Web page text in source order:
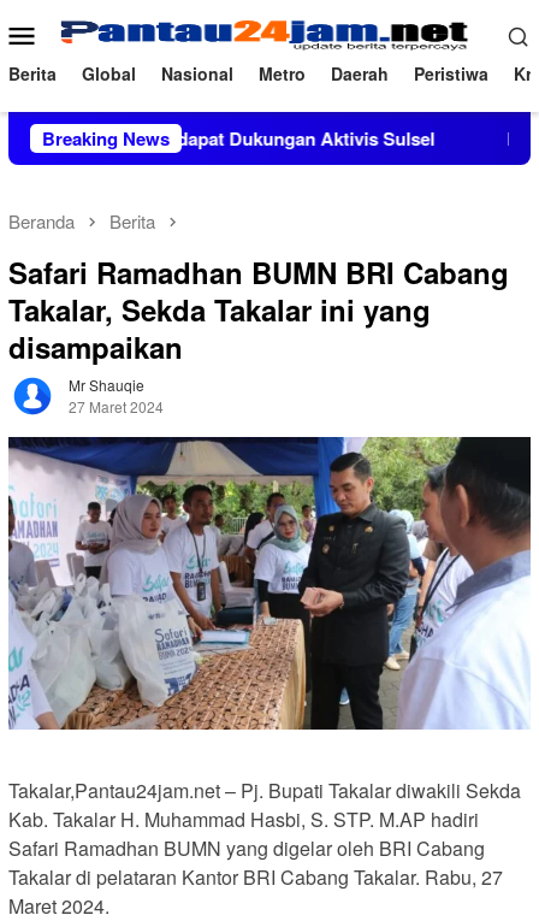
ke
konten
Menu
Mobile
Berita Global Nasional Metro Daerah Peristiwa
Breaking News
Mendapat Dukungan Aktivis Sulsel Kapolres
Beranda Berita
Safari Ramadhan BUMN BRI Cabang
Takalar, Sekda Takalar ini yang
disampaikan
Mr Shauqie
27 Maret 2024
Takalar,Pantau24jam.net – Pj. Bupati Takalar diwakili Sekda
Kab. Takalar H. Muhammad Hasbi, S. STP. M.AP hadiri
Safari Ramadhan BUMN yang digelar oleh BRI Cabang
Takalar di pelataran Kantor BRI Cabang Takalar. Rabu, 27
Maret 2024.